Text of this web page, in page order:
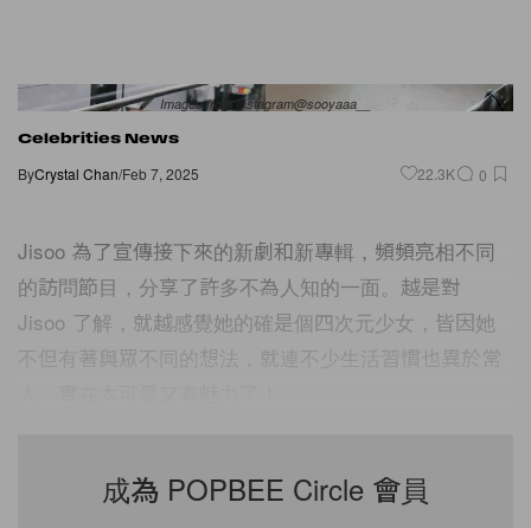
Images from Instagram@sooyaaa__
Celebrities News
ByCrystal Chan/Feb 7, 2025 22.3K 0
Jisoo 為了宣傳接下來的新劇和新專輯，頻頻亮相不同
的訪問節目，分享了許多不為人知的一面。越是對
Jisoo 了解，就越感覺她的確是個四次元少女，皆因她
不但有著與眾不同的想法，就連不少生活習慣也異於常
語錄，讓我們走進她的精神世界
成為 POPBEE Circle 會員